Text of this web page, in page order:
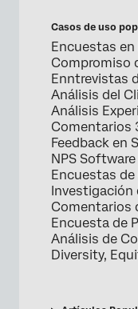
Casos de uso
Encuestas en
Compromiso
Enntrevistas
Análisis del
Análisis
Comentarios
Feedback en
NPS Software
Encuestas
Investigación
Comentarios
Encuesta de
Análisis de
Diversity,